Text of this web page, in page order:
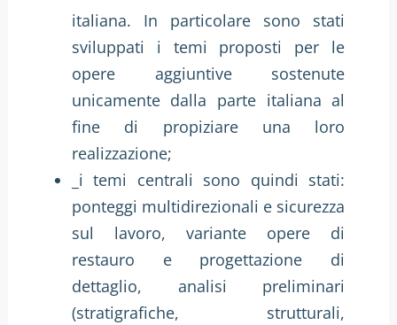
italiana. In particolare sono stati
sviluppati i temi proposti per le
opere aggiuntive sostenute
unicamente dalla parte italiana al
fine di propiziare una loro
realizzazione;
_i temi centrali sono quindi stati:
ponteggi multidirezionali e sicurezza
sul lavoro, variante opere di
restauro e progettazione di
dettaglio, analisi preliminari
(stratigrafiche, strutturali,